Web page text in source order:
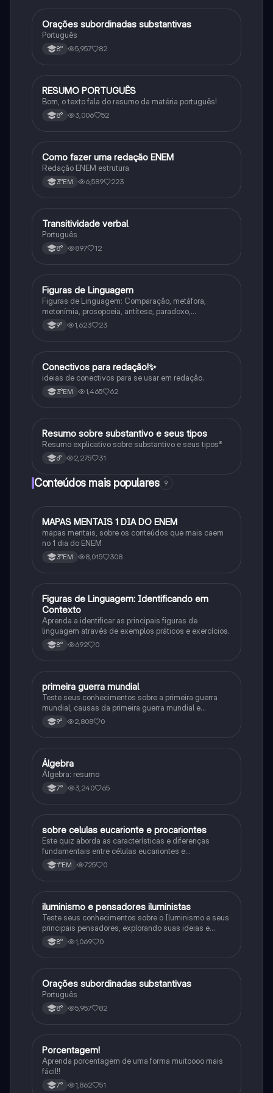
Português
Orações subordinadas substantivas
Português
8° 5,957 82
Português
RESUMO PORTUGUÊS
Bom, o texto fala do resumo da matéria português!
8° 3,006 52
Português
Como fazer uma redação ENEM
Redação ENEM estrutura
3°EM 6,589 223
Português
Transitividade verbal
Português
8° 897 12
Português
Figuras de Linguagem
Figuras de Linguagem: Comparação, metáfora,
metonímia, prosopoeia, antítese, paradoxo,
eufemismo, hipérbole e onomatopeia
9° 1,623 23
Português
Conectivos para redação!✨
ideias de conectivos para se usar em redação.
3°EM 1,465 62
Português
Resumo sobre substantivo e seus tipos
Resumo explicativo sobre substantivo e seus tipos⁸
6° 2,275 31
Conteúdos mais populares 9
Português
MAPAS MENTAIS 1 DIA DO ENEM
mapas mentais, sobre os conteúdos que mais caem
no 1 dia do ENEM
3°EM 8,015 308
FPortuguês
Figuras de Linguagem: Identificando em
Contexto
Aprenda a identificar as principais figuras de
linguagem através de exemplos práticos e exercícios.
8° 692 0
História
primeira guerra mundial
Teste seus conhecimentos sobre a primeira guerra
mundial, causas da primeira guerra mundial e
consequências da Primeira Guerra Mundial, fases da
primeira guerra mundial
9° 2,808 0
Matematica
Álgebra
Álgebra: resumo
7° 3,240 65
Biologia
sobre celulas eucarionte e procariontes
Este quiz aborda as características e diferenças
fundamentais entre células eucariontes e
procariontes.
1°EM 725 0
História
iluminismo e pensadores iluministas
Teste seus conhecimentos sobre o Iluminismo e seus
principais pensadores, explorando suas ideias e
impacto histórico.
8° 1,069 0
Português
Orações subordinadas substantivas
Português
8° 5,957 82
Matematica
Porcentagem!
Aprenda porcentagem de uma forma muitoooo mais
fácil!!
7° 1,862 51